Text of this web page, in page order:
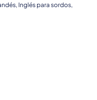
Inglés para sordos,